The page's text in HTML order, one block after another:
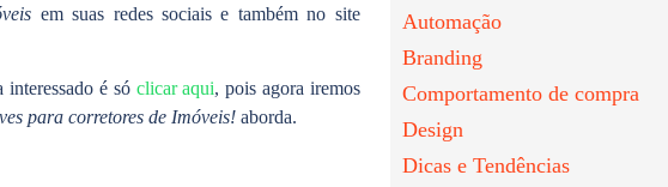
em suas redes sociais e também no site
é só clicar aqui, pois agora iremos
para corretores de Imóveis! aborda.
Automação
Branding
Comportamento de compra
Design
Dicas e Tendências